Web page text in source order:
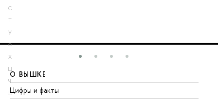
С
Т
У
Ф
Х
Ц
Ч
Ш
О ВЫШКЕ
Цифры и факты